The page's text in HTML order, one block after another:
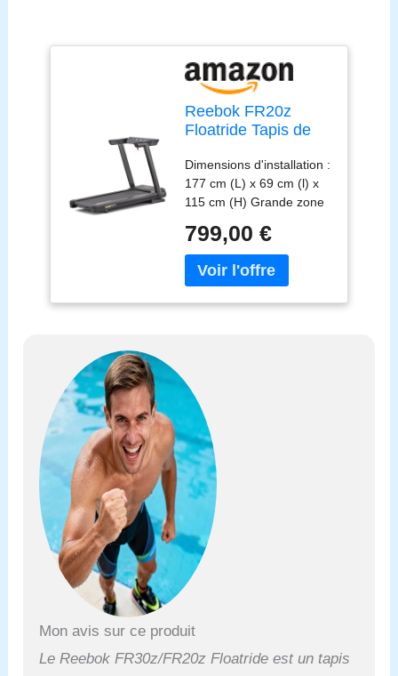
Reebok FR20z
Floatride Tapis de
Dimensions d'installation :
177 cm (L) x 69 cm (l) x
115 cm (H) Grande zone
46 cm (l) Vitesse
maximale de 18 km/h
Charge maximale : 120
799,00 €
Mon avis sur ce produit
Le Reebok FR30z/FR20z Floatride est un tapis